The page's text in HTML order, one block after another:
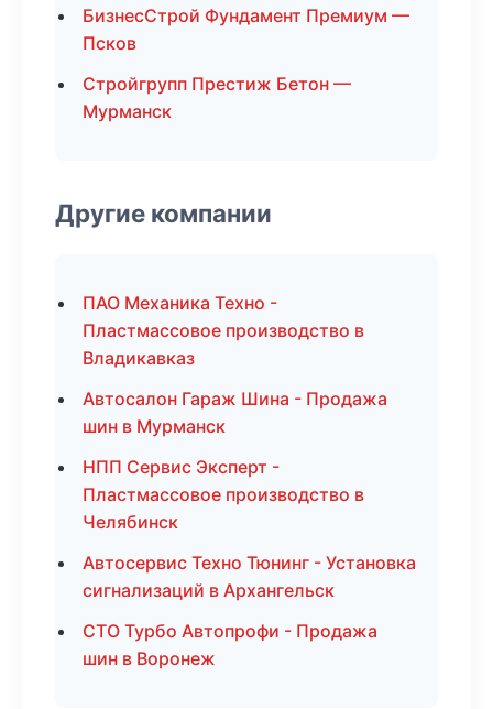
БизнесСтрой Фундамент Премиум —
Псков
Стройгрупп Престиж Бетон —
Мурманск
Другие компании
ПАО Механика Техно -
Пластмассовое производство в
Владикавказ
Автосалон Гараж Шина - Продажа
шин в Мурманск
НПП Сервис Эксперт -
Пластмассовое производство в
Челябинск
Автосервис Техно Тюнинг - Установка
сигнализаций в Архангельск
СТО Турбо Автопрофи - Продажа
шин в Воронеж